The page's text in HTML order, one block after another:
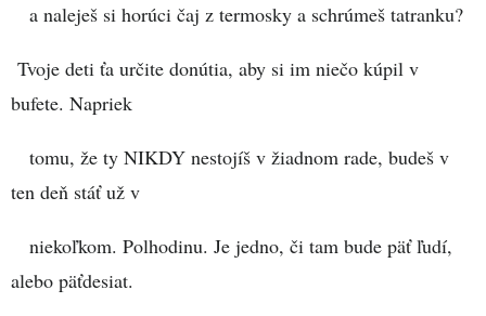
a naleješ si horúci čaj z termosky a schrúmeš tatranku?
Tvoje deti ťa určite donútia, aby si im niečo kúpil v
bufete. Napriek
tomu, že ty NIKDY nestojíš v žiadnom rade, budeš v
ten deň stáť už v
niekoľkom. Polhodinu. Je jedno, či tam bude päť ľudí,
alebo päťdesiat.